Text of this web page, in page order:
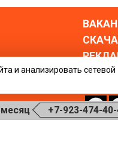
+7-923-474-40-48
БЛОГ
от вашего пола.
и анализировать сетевой